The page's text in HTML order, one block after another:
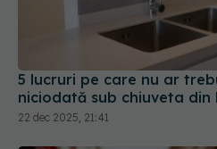
5 lucruri pe care nu ar
niciodată sub chiuveta din
22 dec 2025, 21:41